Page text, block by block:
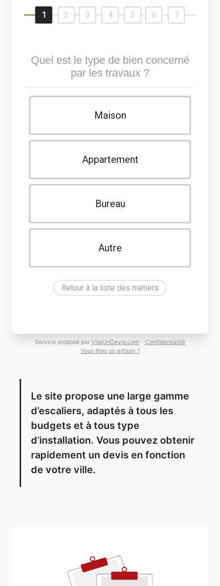
1 2 3 4 5 6 7
Quel est le type de bien concerné
par les travaux ?
Maison
Appartement
Bureau
Autre
Retour à la liste des métiers
Service proposé par ViteUnDevis.com - Confidentialité
Vous êtes un artisan ?
Le site propose une large gamme
d’escaliers, adaptés à tous les
budgets et à tous type
d’installation. Vous pouvez obtenir
rapidement un devis en fonction
de votre ville.